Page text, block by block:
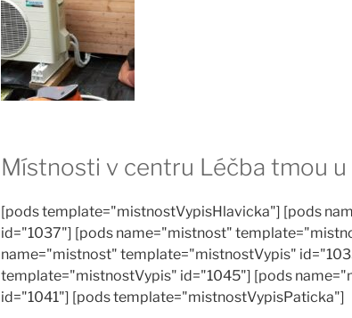
Místnosti v centru Léčba tmou u
[pods template="mistnostVypisHlavicka"] [pods
id="1037"] [pods name="mistnost"
name="mistnost" template="mistnostVypis"
template="mistnostVypis" id="1045"] [pods
id="1041"] [pods template="mistnostVypisPaticka"]